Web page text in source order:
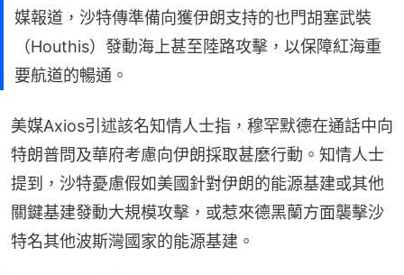
媒報道，沙特傳準備向獲伊朗支持的也門胡塞武裝
（Houthis）發動海上甚至陸路攻擊，以保障紅海重
要航道的暢通。
美媒Axios引述該名知情人士指，穆罕默德在通話中向
特朗普問及華府考慮向伊朗採取甚麼行動。知情人士
提到，沙特憂慮假如美國針對伊朗的能源基建或其他
關鍵基建發動大規模攻擊，或惹來德黑蘭方面襲擊沙
特名其他波斯灣國家的能源基建。